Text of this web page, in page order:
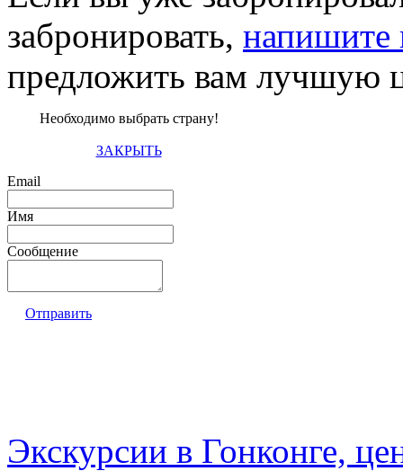
забронировать, напишите
предложить вам лучшую
Необходимо выбрать страну!
ЗАКРЫТЬ
Email
Имя
Сообщение
Отправить
Экскурсии в Гонконге,